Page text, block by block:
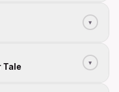
▾
Tale ▾